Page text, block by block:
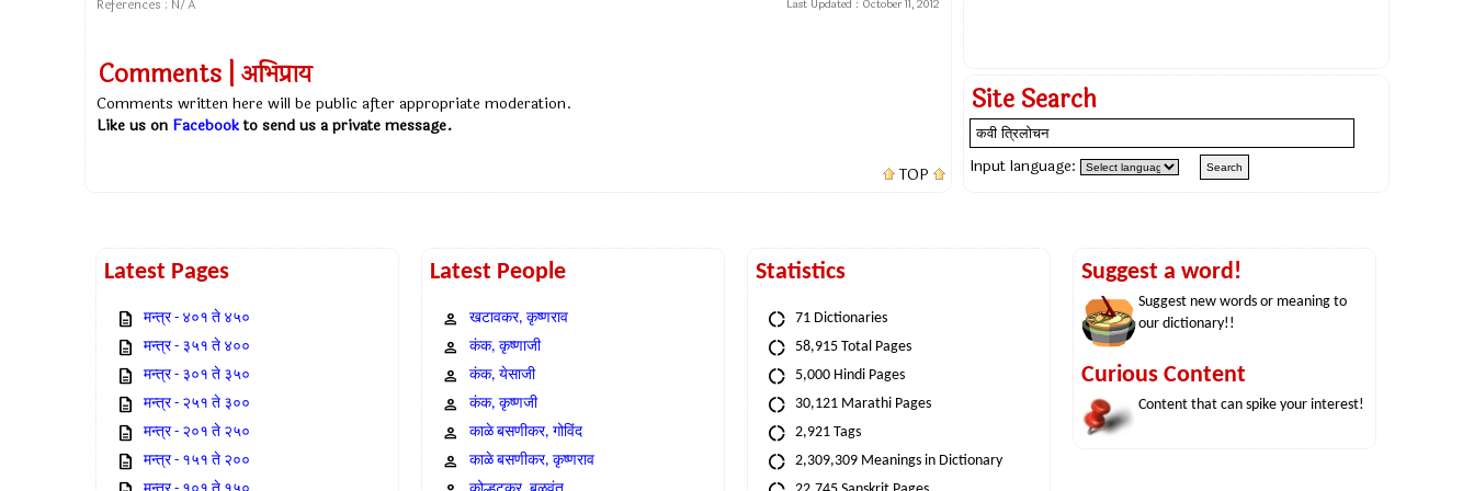
References : N/A Last Updated : October 11, 2012
Comments | अभिप्राय
Comments written here will be public after appropriate moderation.
Like us on Facebookto send us a private message.
TOP
Site Search
Input language:
Latest Pages
मन्त्र - ४०१ ते ४५०
मन्त्र - ३५१ ते ४००
मन्त्र - ३०१ ते ३५०
मन्त्र - २५१ ते ३००
मन्त्र - २०१ ते २५०
मन्त्र - १५१ ते २००
Latest People
खटावकर, कृष्णराव
कंक, कृष्णाजी
कंक, येसाजी
कंक, कृष्णजी
काळे बसणीकर, गोविंद
काळे बसणीकर, कृष्णराव
Statistics
71 Dictionaries
58,915 Total Pages
5,000 Hindi Pages
30,121 Marathi Pages
2,921 Tags
2,309,309 Meanings in Dictionary
Suggest a word!
Suggest new words or meaning to
our dictionary!!
Curious Content
Content that can spike your interest!